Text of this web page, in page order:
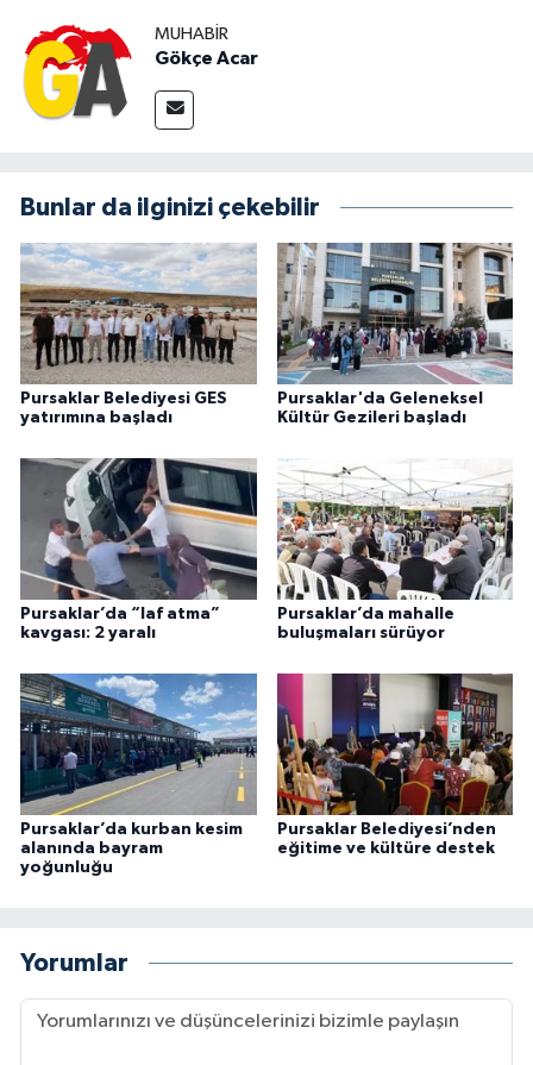
MUHABIR
Gökçe Acar
Bunlar da ilginizi çekebilir
Pursaklar Belediyesi GES
yatırımına başladı
Pursaklar'da Geleneksel
Kültür Gezileri başladı
Pursaklar’da “laf atma”
kavgası: 2 yaralı
Pursaklar’da mahalle
buluşmaları sürüyor
Pursaklar’da kurban kesim
alanında bayram
yoğunluğu
Pursaklar Belediyesi’nden
eğitime ve kültüre destek
Yorumlar